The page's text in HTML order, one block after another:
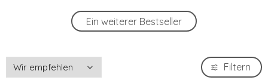
Poduška pro hlodavce STRIPE 43x28cm
růžová
6.62 EUR
5.
Poduška pro hlodavce STRIPE 34x23cm
žlutá
5.91 EUR
Ein weiterer Bestseller
Filtern